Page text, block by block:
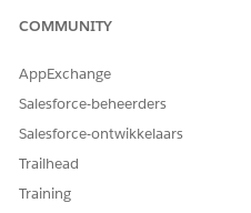
COMMUNITY
AppExchange
Salesforce-beheerders
Salesforce-ontwikkelaars
Trailhead
Training